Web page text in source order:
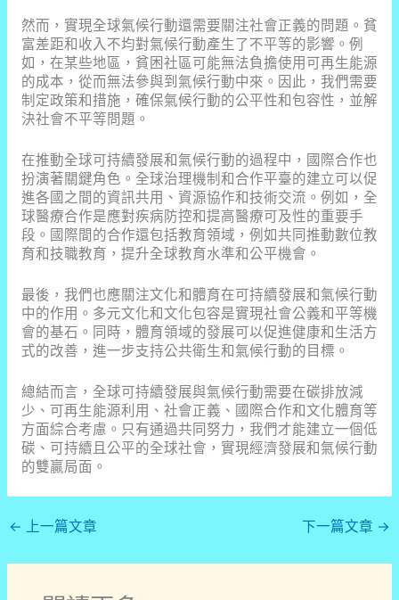
然而，實現全球氣候行動還需要關注社會正義的問題。貧
富差距和收入不均對氣候行動產生了不平等的影響。例
如，在某些地區，貧困社區可能無法負擔使用可再生能源
的成本，從而無法參與到氣候行動中來。因此，我們需要
制定政策和措施，確保氣候行動的公平性和包容性，並解
決社會不平等問題。
在推動全球可持續發展和氣候行動的過程中，國際合作也
扮演著關鍵角色。全球治理機制和合作平臺的建立可以促
進各國之間的資訊共用、資源協作和技術交流。例如，全
球醫療合作是應對疾病防控和提高醫療可及性的重要手
段。國際間的合作還包括教育領域，例如共同推動數位教
育和技職教育，提升全球教育水準和公平機會。
最後，我們也應關注文化和體育在可持續發展和氣候行動
中的作用。多元文化和文化包容是實現社會公義和平等機
會的基石。同時，體育領域的發展可以促進健康和生活方
式的改善，進一步支持公共衛生和氣候行動的目標。
總結而言，全球可持續發展與氣候行動需要在碳排放減
少、可再生能源利用、社會正義、國際合作和文化體育等
方面綜合考慮。只有通過共同努力，我們才能建立一個低
碳、可持續且公平的全球社會，實現經濟發展和氣候行動
的雙贏局面。
← 上一篇文章 下一篇文章 →